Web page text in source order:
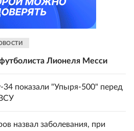
Лионеля Месси
34 показали "Упыря-500" перед
назвал заболевания, при